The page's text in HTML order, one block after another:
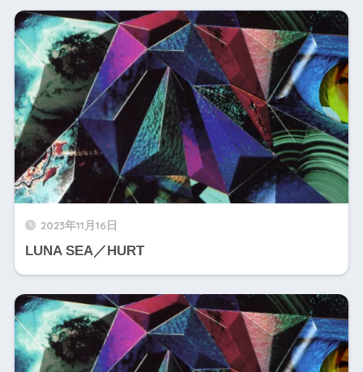
2023年11月16日
LUNA SEA／HURT